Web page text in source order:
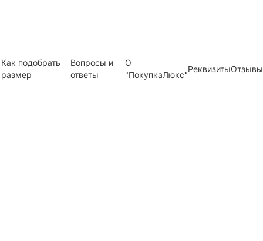
Как подобрать
размер
Вопросы и
ответы
О
"ПокупкаЛюкс"
РеквизитыОтзывы